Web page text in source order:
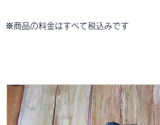
※商品の料金はすべて税込みです